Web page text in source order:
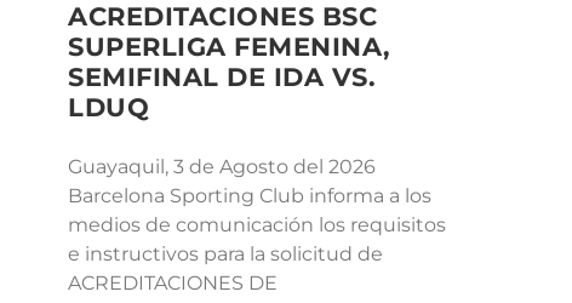
ACREDITACIONES BSC
SUPERLIGA FEMENINA,
SEMIFINAL DE IDA VS.
LDUQ
Guayaquil, 3 de Agosto del 2026
Barcelona Sporting Club informa a los
medios de comunicación los requisitos
e instructivos para la solicitud de
ACREDITACIONES DE